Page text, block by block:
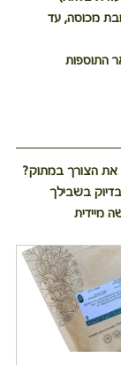
מכוסה, עד
התוספות
את הצורך במתוק?
בשבילך
מיידית